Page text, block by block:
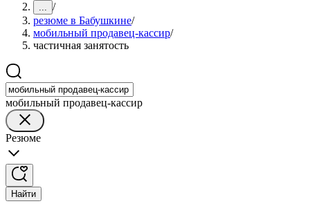
... /
резюме в Бабушкине/
мобильный продавец-кассир/
частичная занятость
мобильный продавец-кассир
Резюме
Найти